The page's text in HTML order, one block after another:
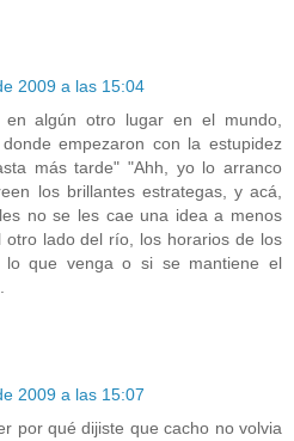
2009 a las 15:04
algún otro lugar en el mundo,
empezaron con la estupidez
más tarde" "Ahh, yo lo arranco
los brillantes estrategas, y acá,
no se les cae una idea a menos
lado del río, los horarios de los
lo que venga o si se mantiene el
2009 a las 15:07
por qué dijiste que cacho no volvia